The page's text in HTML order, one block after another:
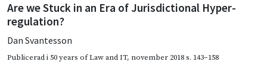
Are we Stuck in an Era of Jurisdictional Hyper-
regulation?
Dan Svantesson
Publicerad i50 years of Law and IT, november 2018s. 143–158